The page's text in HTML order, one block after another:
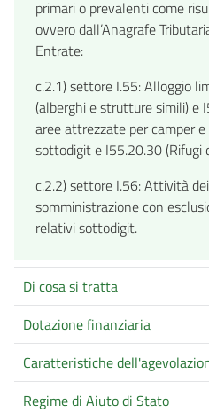
primari o prevalenti come
ovvero dall’Anagrafe
Entrate:
c.2.1) settore I.55: Alloggio
(alberghi e strutture simili) e
aree attrezzate per camper
sottodigit e I55.20.30 (Rifugi
c.2.2) settore I.56: Attività
somministrazione con
relativi sottodigit.
Di cosa si tratta
Dotazione finanziaria
Caratteristiche
Regime di Aiuto di Stato